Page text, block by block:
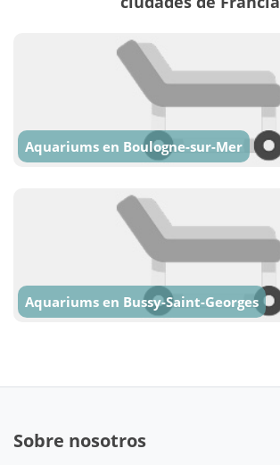
Aquariums en Boulogne-sur-Mer
Aquariums en Bussy-Saint-Georges
Sobre nosotros